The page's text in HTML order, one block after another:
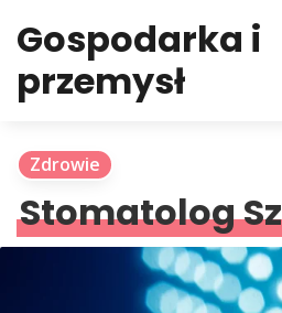
Gospodarka i
przemysł
Zdrowie
Stomatolog